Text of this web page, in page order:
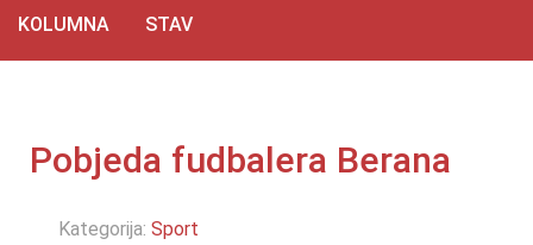
KOLUMNA STAV
Pobjeda fudbalera Berana
Kategorija: Sport